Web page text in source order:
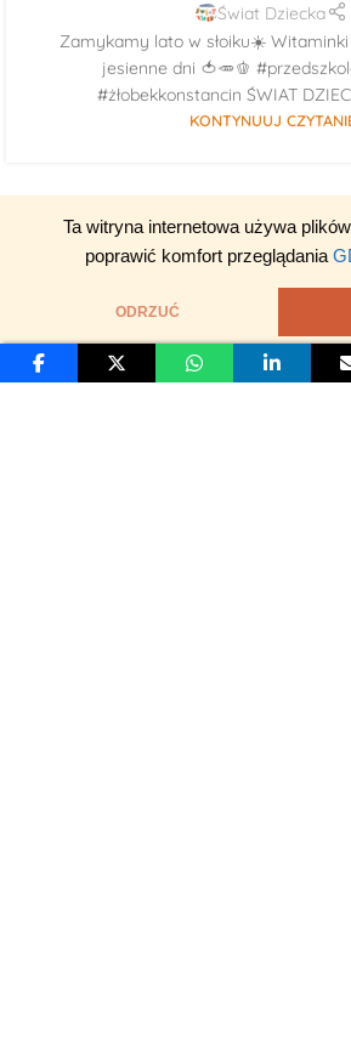
Ta witryna internetowa używa
poprawić komfort przeglądania
ODRZUĆ
Świat Dziecka
Zamykamy lato w słoiku☀️
jesienne dni 🍅🥕🫑
#żłobekkonstancin ŚWIAT
KONTYNUUJ